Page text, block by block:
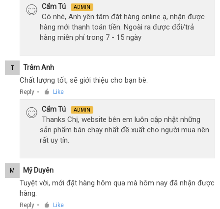
Cẩm Tú ADMIN
Có nhé, Anh yên tâm đặt hàng online ạ, nhận được
hàng mới thanh toán tiền. Ngoài ra được đổi/trả
hàng miễn phí trong 7 - 15 ngày
T Trâm Anh
Chất lượng tốt, sẽ giới thiệu cho bạn bè.
Reply ● Like
Cẩm Tú ADMIN
Thanks Chị, website bên em luôn cập nhật những
sản phẩm bán chạy nhất đề xuất cho người mua nên
rất uy tín.
M Mỹ Duyên
Tuyệt vời, mới đặt hàng hôm qua mà hôm nay đã nhận được
hàng.
Reply ● Like